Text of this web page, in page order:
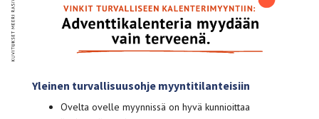
Yleinen turvallisuusohje myyntitilanteisiin
Ovelta ovelle myynnissä on hyvä kunnioittaa